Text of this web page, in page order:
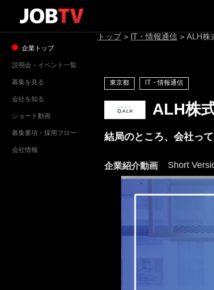
企業トップ
説明会・イベント一覧
募集を見る
会社を知る
ショート動画
募集要項・採用フロー
会社情報
トップ > IT・情報通信 > ALH株
東京都 IT・情報通信
ALH株
結局のところ、会社って
企業紹介動画 Short